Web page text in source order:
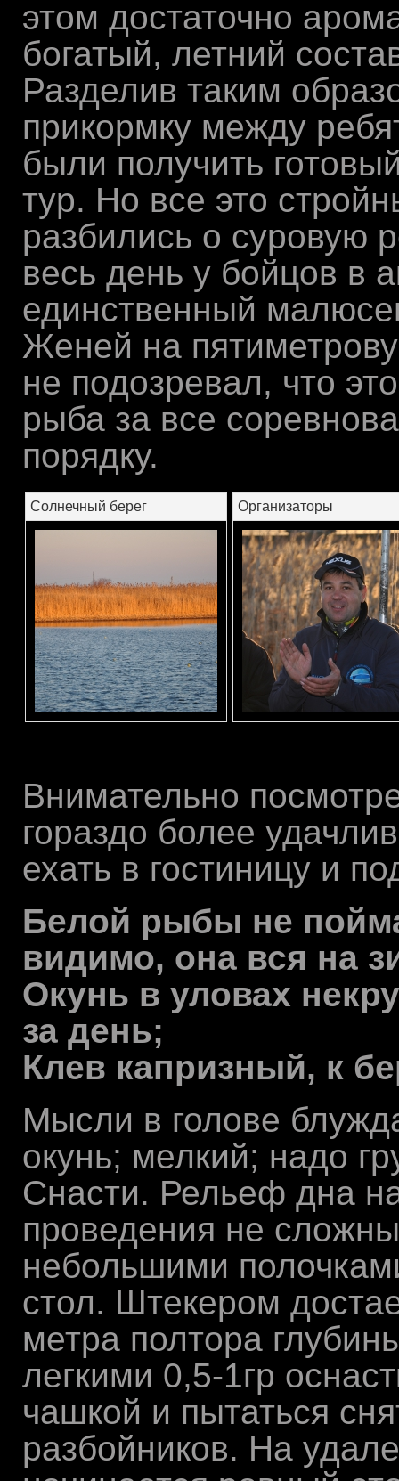
этом достаточно
богатый, летний
Разделив таким
прикормку между
были получить
тур. Но все это
разбились о суровую
весь день у бойцов в
единственный
Женей на
не подозревал, что
рыба за все
порядку.
Cолнечный берег Организаторы
Внимательно
гораздо более
ехать в гостиницу и
Белой рыбы не
видимо, она вся на
Окунь в уловах
за день;
Клев капризный, к
Мысли в голове
окунь; мелкий; надо
Снасти. Рельеф дна
проведения не
небольшими
стол. Штекером
метра полтора
легкими 0,5-1гр
чашкой и пытаться
разбойников. На